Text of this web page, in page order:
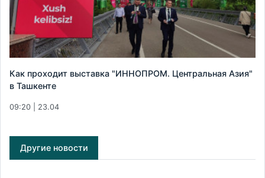
Как проходит выставка "ИННОПРОМ. Центральная Азия"
в Ташкенте
09:20 | 23.04
Другие новости